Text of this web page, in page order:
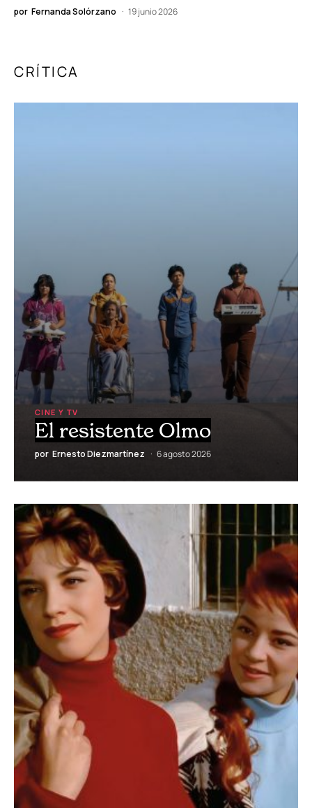
por Fernanda Solórzano 19 junio 2026
CRÍTICA
CINE Y TV
El resistente Olmo
por Ernesto Diezmartínez 6 agosto 2026